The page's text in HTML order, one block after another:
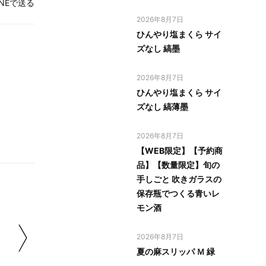
で送る
2026年8月7日
ひんやり塩まくら サイ
ズなし 縞墨
2026年8月7日
ひんやり塩まくら サイ
ズなし 縞薄墨
2026年8月7日
【WEB限定】【予約商
品】【数量限定】旬の
手しごと 吹きガラスの
保存瓶でつくる青いレ
モン酒
2026年8月7日
夏の麻スリッパ Ｍ 緑